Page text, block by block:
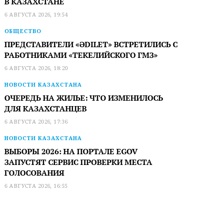
6 АВГУСТА 2026, 19:54
ОБЩЕСТВО
ПРЕДСТАВИТЕЛИ «ӘDILET» ВСТРЕТИЛИСЬ С
РАБОТНИКАМИ «ТЕКЕЛИЙСКОГО ГМЗ»
6 АВГУСТА 2026, 18:20
НОВОСТИ КАЗАХСТАНА
ОЧЕРЕДЬ НА ЖИЛЬЕ: ЧТО ИЗМЕНИЛОСЬ
ДЛЯ КАЗАХСТАНЦЕВ
6 АВГУСТА 2026, 17:36
НОВОСТИ КАЗАХСТАНА
ВЫБОРЫ 2026: НА ПОРТАЛЕ EGOV
ЗАПУСТЯТ СЕРВИС ПРОВЕРКИ МЕСТА
ГОЛОСОВАНИЯ
6 АВГУСТА 2026, 16:55